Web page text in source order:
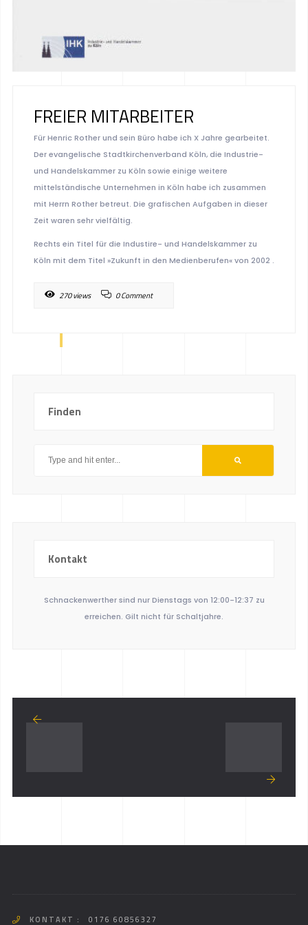
FREIER MITARBEITER
Für Henric Rother und sein Büro habe ich X Jahre gearbeitet.
Der evangelische Stadtkirchenverband Köln, die Industrie-
und Handelskammer zu Köln sowie einige weitere
mittelständische Unternehmen in Köln habe ich zusammen
mit Herrn Rother betreut. Die grafischen Aufgaben in dieser
Zeit waren sehr vielfältig.
Rechts ein Titel für die Industire- und Handelskammer zu
Köln mit dem Titel »Zukunft in den Medienberufen« von 2002 .
270 views 0 Comment
Finden
Kontakt
Schnackenwerther sind nur Dienstags von 12:00-12:37 zu
erreichen. Gilt nicht für Schaltjahre.
KONTAKT : 0176 60856327